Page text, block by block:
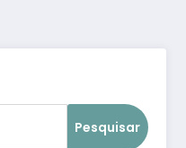
Pesquisar